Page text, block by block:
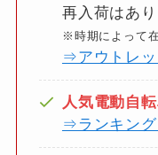
再入荷はあ
※時期によって
⇒アウトレ
人気電動自
⇒ランキング